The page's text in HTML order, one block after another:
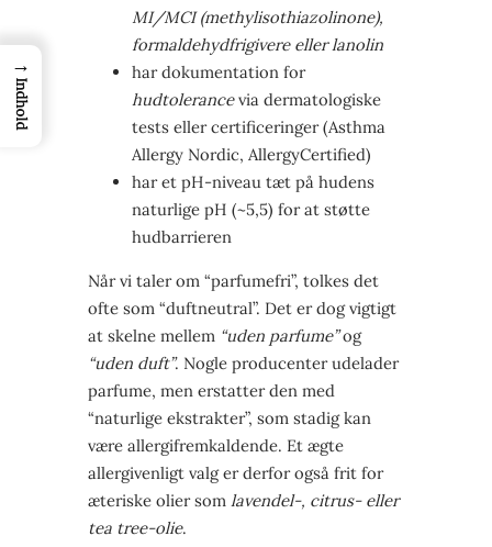
MI/MCI (methylisothiazolinone),
formaldehydfrigivere eller lanolin
har dokumentation for
hudtolerancevia dermatologiske
tests eller certificeringer (Asthma
Allergy Nordic, AllergyCertified)
har et pH-niveau tæt på hudens
naturlige pH (~5,5) for at støtte
hudbarrieren
Når vi taler om “parfumefri”, tolkes det
ofte som “duftneutral”. Det er dog vigtigt
at skelne mellem “uden parfume”og
“uden duft”. Nogle producenter udelader
parfume, men erstatter den med
“naturlige ekstrakter”, som stadig kan
være allergifremkaldende. Et ægte
allergivenligt valg er derfor også frit for
æteriske olier som lavendel-, citrus- eller
tea tree-olie.
→
Indhold